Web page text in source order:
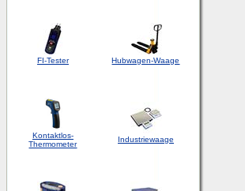
FI-Tester Hubwagen-Waage
Kontaktlos-
Thermometer
Industriewaage